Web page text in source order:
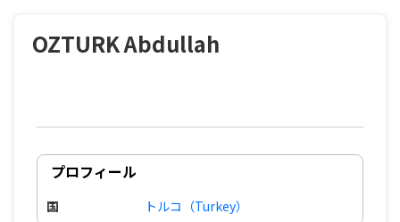
OZTURK Abdullah
プロフィール
国 トルコ（Turkey）